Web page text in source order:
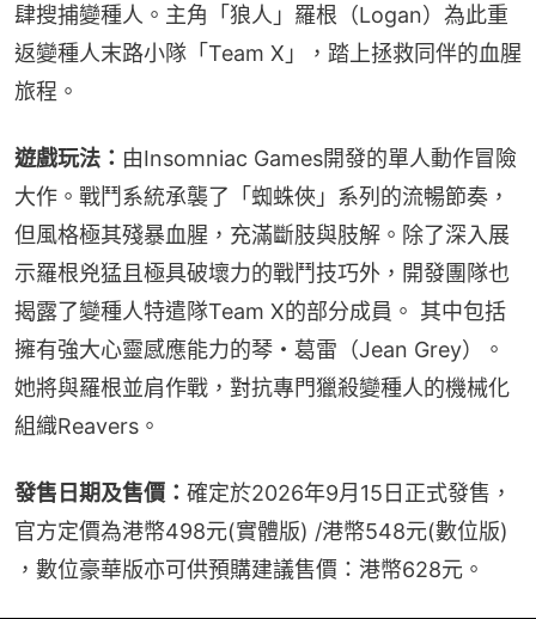
肆搜捕變種人。主角「狼人」羅根（Logan）為此重
返變種人末路小隊「Team X」，踏上拯救同伴的血腥
旅程。
遊戲玩法： 由Insomniac Games開發的單人動作冒險
大作。戰鬥系統承襲了「蜘蛛俠」系列的流暢節奏，
但風格極其殘暴血腥，充滿斷肢與肢解。除了深入展
示羅根兇猛且極具破壞力的戰鬥技巧外，開發團隊也
揭露了變種人特遣隊Team X的部分成員。 其中包括
擁有強大心靈感應能力的琴・葛雷（Jean Grey）。
她將與羅根並肩作戰，對抗專門獵殺變種人的機械化
組織Reavers。
發售日期及售價： 確定於2026年9月15日正式發售，
官方定價為港幣498元(實體版) /港幣548元(數位版)
，數位豪華版亦可供預購建議售價：港幣628元。